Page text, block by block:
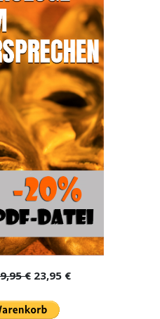
€23,95 €